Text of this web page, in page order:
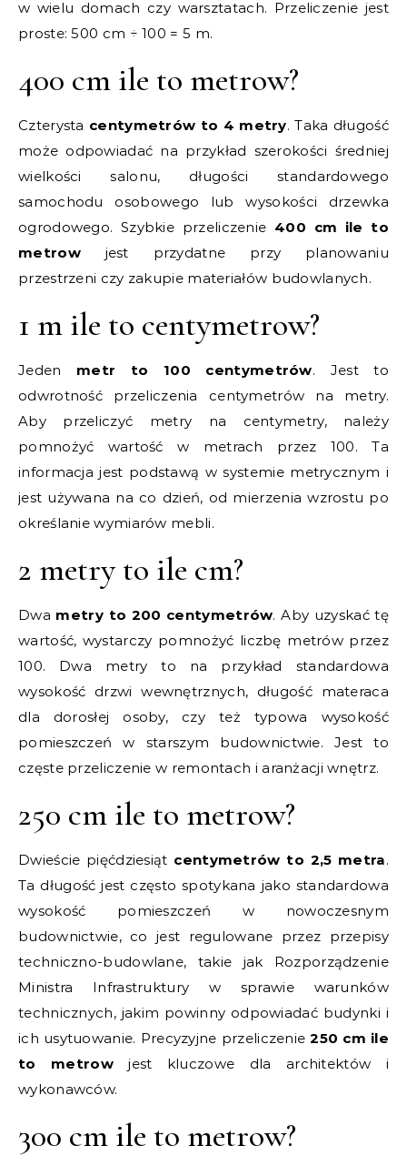
w wielu domach czy warsztatach. Przeliczenie jest
proste: 500 cm ÷ 100 = 5 m.
400 cm ile to metrow?
Czterysta centymetrów to 4 metry. Taka długość
może odpowiadać na przykład szerokości średniej
wielkości salonu, długości standardowego
samochodu osobowego lub wysokości drzewka
ogrodowego. Szybkie przeliczenie 400 cm ile to
metrowjest przydatne przy planowaniu
przestrzeni czy zakupie materiałów budowlanych.
1 m ile to centymetrow?
Jeden metr to 100 centymetrów. Jest to
odwrotność przeliczenia centymetrów na metry.
Aby przeliczyć metry na centymetry, należy
pomnożyć wartość w metrach przez 100. Ta
informacja jest podstawą w systemie metrycznym i
jest używana na co dzień, od mierzenia wzrostu po
określanie wymiarów mebli.
2 metry to ile cm?
Dwa metry to 200 centymetrów. Aby uzyskać tę
wartość, wystarczy pomnożyć liczbę metrów przez
100. Dwa metry to na przykład standardowa
wysokość drzwi wewnętrznych, długość materaca
dla dorosłej osoby, czy też typowa wysokość
pomieszczeń w starszym budownictwie. Jest to
częste przeliczenie w remontach i aranżacji wnętrz.
250 cm ile to metrow?
Dwieście pięćdziesiąt centymetrów to 2,5 metra.
Ta długość jest często spotykana jako standardowa
wysokość pomieszczeń w nowoczesnym
budownictwie, co jest regulowane przez przepisy
techniczno-budowlane, takie jak Rozporządzenie
Ministra Infrastruktury w sprawie warunków
technicznych, jakim powinny odpowiadać budynki i
ich usytuowanie. Precyzyjne przeliczenie250 cm ile
to metrowjest kluczowe dla architektów i
wykonawców.
300 cm ile to metrow?